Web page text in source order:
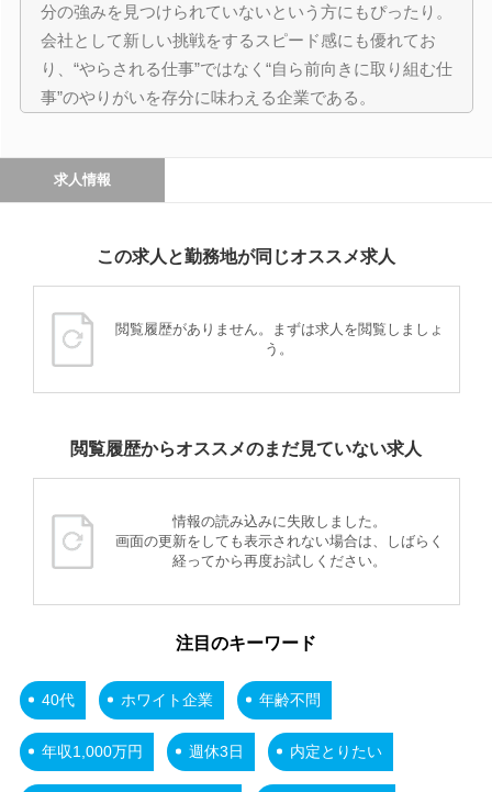
分の強みを見つけられていないという方にもぴったり。
会社として新しい挑戦をするスピード感にも優れてお
り、“やらされる仕事”ではなく“自ら前向きに取り組む仕
事”のやりがいを存分に味わえる企業である。
求人情報
この求人と勤務地が同じオススメ求人
閲覧履歴がありません。まずは求人を閲覧しましょ
う。
閲覧履歴からオススメのまだ見ていない求人
情報の読み込みに失敗しました。
画面の更新をしても表示されない場合は、しばらく
経ってから再度お試しください。
注目のキーワード
40代 ホワイト企業 年齢不問
年収1,000万円 週休3日 内定とりたい